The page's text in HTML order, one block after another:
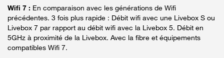
Wifi 7 : En comparaison avec les générations de Wifi
précédentes. 3 fois plus rapide : Débit wifi avec une Livebox S ou
Livebox 7 par rapport au débit wifi avec la Livebox 5. Débit en
5GHz à proximité de la Livebox. Avec la fibre et équipements
compatibles Wifi 7.